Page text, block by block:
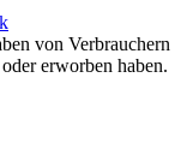
von Verbrauchern
erworben haben.